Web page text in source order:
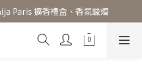
精  l 兩件85、三件79折
Paris 擴香禮盒、香氛蠟燭
折價券 │ 點此加入👆